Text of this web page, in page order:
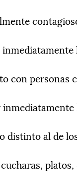
con personas
distinto al de